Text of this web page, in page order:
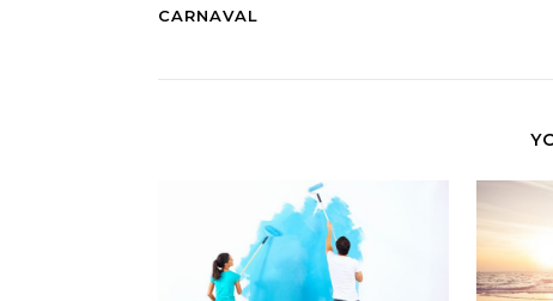
CARNAVAL